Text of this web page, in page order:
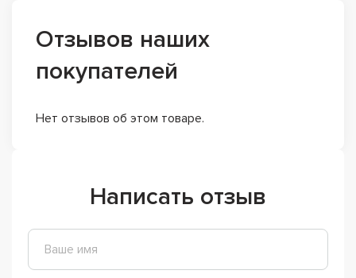
Отзывов наших
покупателей
Нет отзывов об этом товаре.
Написать отзыв